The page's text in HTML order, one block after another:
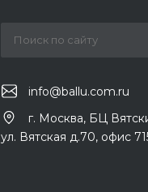
info@ballu.com.ru
г. Москва, БЦ
ул. Вятская д.70, офис